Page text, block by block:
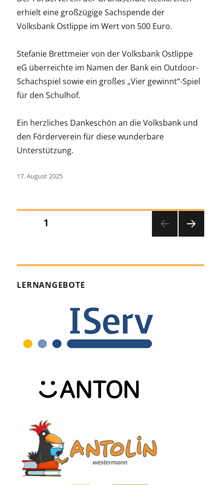
erhielt eine großzügige Sachspende der
Volksbank Ostlippe im Wert von 500 Euro.
Stefanie Brettmeier von der Volksbank Ostlippe
eG überreichte im Namen der Bank ein Outdoor-
Schachspiel sowie ein großes „Vier gewinnt“-Spiel
für den Schulhof.
Ein herzliches Dankeschön an die Volksbank und
den Förderverein für diese wunderbare
Unterstützung.
Veröffentlicht
17. August 2025
Seitennummerierung
Beiträge
1
LERNANGEBOTE